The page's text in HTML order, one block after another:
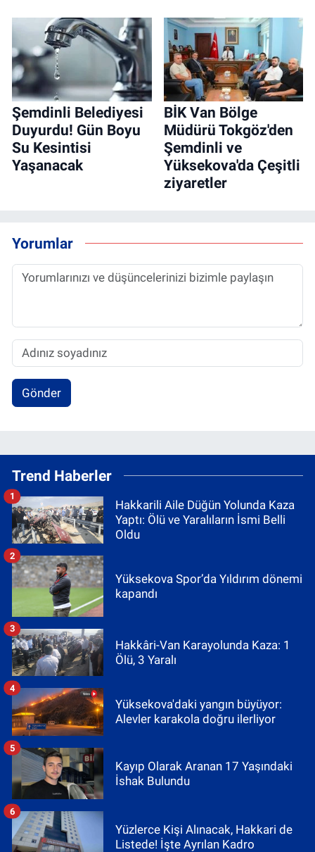
Şemdinli Belediyesi
Duyurdu! Gün Boyu
Su Kesintisi
Yaşanacak
BİK Van Bölge
Müdürü Tokgöz'den
Şemdinli ve
Yüksekova'da Çeşitli
ziyaretler
Yorumlar
Gönder
Trend Haberler
Hakkarili Aile Düğün Yolunda Kaza
Yaptı: Ölü ve Yaralıların İsmi Belli
Oldu
1
Yüksekova Spor’da Yıldırım dönemi
kapandı
2
Hakkâri-Van Karayolunda Kaza: 1
Ölü, 3 Yaralı
3
Yüksekova'daki yangın büyüyor:
Alevler karakola doğru ilerliyor
4
Kayıp Olarak Aranan 17 Yaşındaki
İshak Bulundu
5
Yüzlerce Kişi Alınacak, Hakkari de
Listede! İşte Ayrılan Kadro
6